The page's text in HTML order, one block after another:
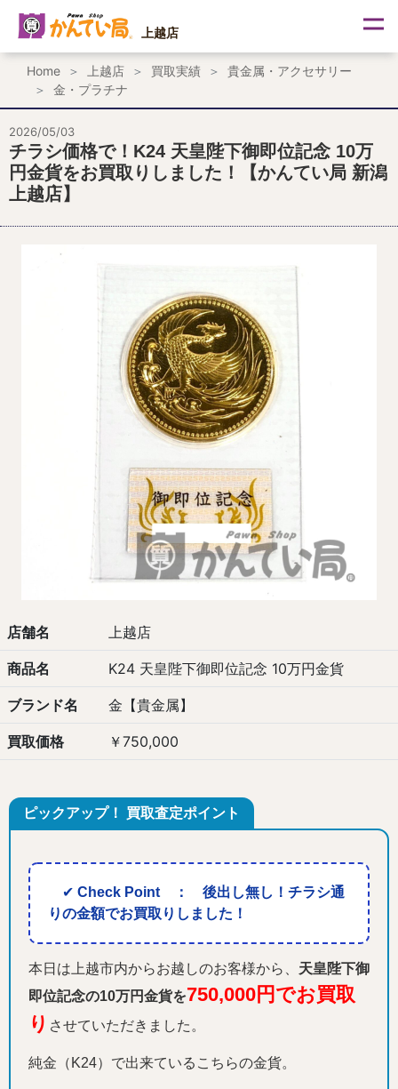
ス
プ
上越店
Home 上越店 買取実績
貴金属・アクセサリー
金・プラチナ
2026/05/03
チラシ価格で！K24 天皇陛下御即位記念 10万
円金貨をお買取りしました！【かんてい局 新潟
上越店】
店舗名 上越店
商品名 K24 天皇陛下御即位記念 10万円金貨
ブランド名 金【貴金属】
買取価格 ￥750,000
ピックアップ！ 買取査定ポイント
✔ Check Point ： 後出し無し！チラシ通
りの金額でお買取りしました！
本日は上越市内からお越しのお客様から、 天皇陛下御
即位記念の10万円金貨を750,000円でお買取
り させていただきました。
純金（K24）で出来ているこちらの金貨。